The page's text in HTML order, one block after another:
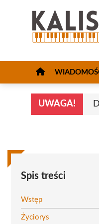
UWAGA!
Spis treści
Wstęp
Życiorys